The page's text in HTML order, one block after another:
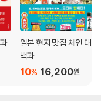
후지야마 아이스캔디 / 후
아이스 / 석탄 소프트·우
지옥찜 푸딩 소프트 / 유
일본 현지 맛집 체인 대
백과
16,200원
10%